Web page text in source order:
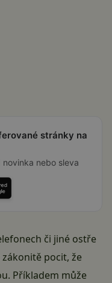
stránky na
nebo sleva
či jiné ostře
pocit, že
Příkladem může